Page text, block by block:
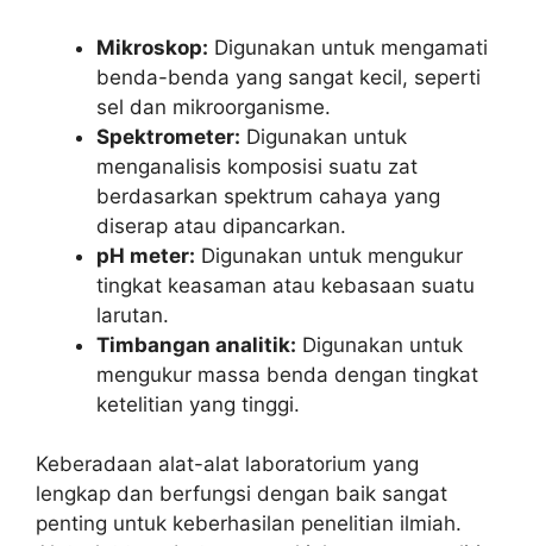
Mikroskop: Digunakan untuk mengamati
benda-benda yang sangat kecil, seperti
sel dan mikroorganisme.
Spektrometer: Digunakan untuk
menganalisis komposisi suatu zat
berdasarkan spektrum cahaya yang
diserap atau dipancarkan.
pH meter: Digunakan untuk mengukur
tingkat keasaman atau kebasaan suatu
larutan.
Timbangan analitik: Digunakan untuk
mengukur massa benda dengan tingkat
ketelitian yang tinggi.
Keberadaan alat-alat laboratorium yang
lengkap dan berfungsi dengan baik sangat
penting untuk keberhasilan penelitian ilmiah.